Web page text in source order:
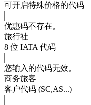
可开启特殊价格的代码
优惠码不存在。
旅行社
8 位 IATA 代码
您输入的代码无效。
商务旅客
客户代码 (SC,AS...)